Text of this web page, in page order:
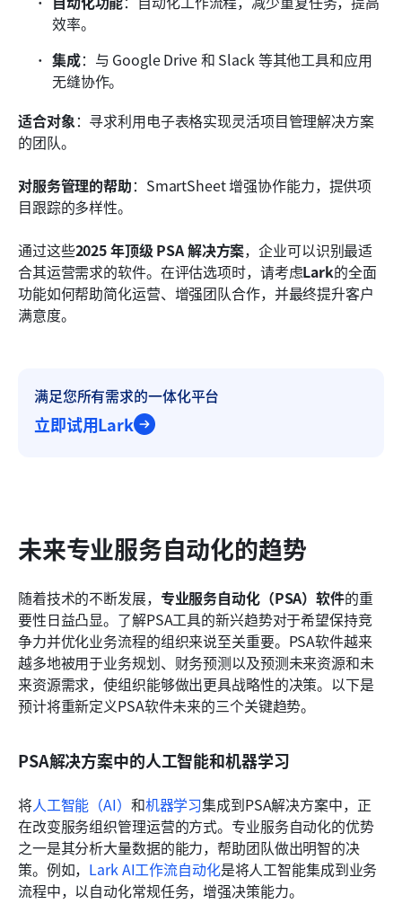
效率。
集成：与 Google Drive 和 Slack 等其他工具和应用
无缝协作。
适合对象：寻求利用电子表格实现灵活项目管理解决方案
的团队。
对服务管理的帮助：SmartSheet 增强协作能力，提供项
目跟踪的多样性。
通过这些2025 年顶级 PSA 解决方案，企业可以识别最适
合其运营需求的软件。在评估选项时，请考虑Lark的全面
功能如何帮助简化运营、增强团队合作，并最终提升客户
满意度。
满足您所有需求的一体化平台
立即试用Lark
未来专业服务自动化的趋势
随着技术的不断发展， 专业服务自动化（PSA）软件的重
要性日益凸显。了解PSA工具的新兴趋势对于希望保持竞
争力并优化业务流程的组织来说至关重要。PSA软件越来
越多地被用于业务规划、财务预测以及预测未来资源和未
来资源需求，使组织能够做出更具战略性的决策。以下是
预计将重新定义PSA软件未来的三个关键趋势。
PSA解决方案中的人工智能和机器学习
将人工智能（AI） 和机器学习集成到PSA解决方案中，正
在改变服务组织管理运营的方式。专业服务自动化的优势
之一是其分析大量数据的能力，帮助团队做出明智的决
策。例如， Lark AI工作流自动化是将人工智能集成到业务
流程中，以自动化常规任务，增强决策能力。